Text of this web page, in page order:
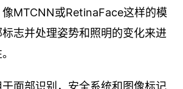
MTCNN或RetinaFace这样的模
志并处理姿势和照明的变化来进